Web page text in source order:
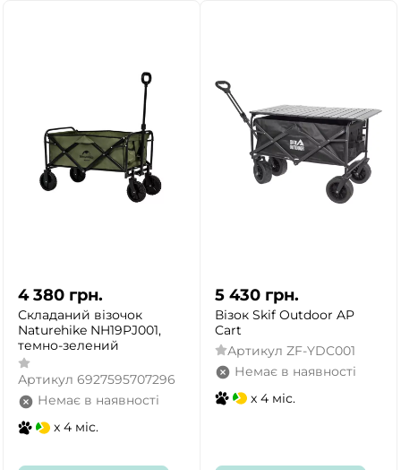
4 380 грн.
Складаний візочок
Naturehike NH19PJ001,
темно-зелений
Артикул 6927595707296
Немає в наявності
x 4 міс.
5 430 грн.
Візок Skif Outdoor AP
Cart
Артикул ZF-YDC001
Немає в наявності
x 4 міс.